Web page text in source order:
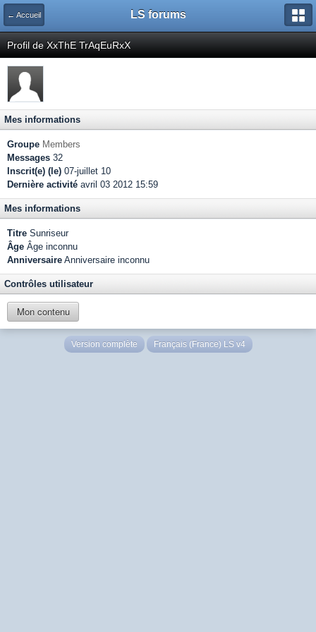
← Accueil LS forums
Profil de XxThE TrAqEuRxX
Mes informations
Groupe Members
Messages 32
Inscrit(e) (le) 07-juillet 10
Dernière activité avril 03 2012 15:59
Mes informations
Titre Sunriseur
Âge Âge inconnu
Anniversaire Anniversaire inconnu
Contrôles utilisateur
Mon contenu
Version complète Français (France) LS v4